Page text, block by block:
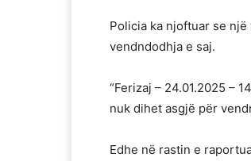
Policia ka njoftuar se
vendndodhja e saj.
“Ferizaj – 24.01.2025 –
nuk dihet asgjë për
Edhe në rastin e